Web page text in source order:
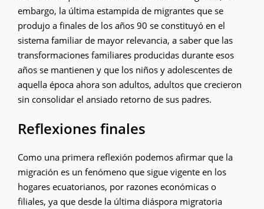
embargo, la última estampida de migrantes que se
produjo a finales de los años 90 se constituyó en el
sistema familiar de mayor relevancia, a saber que las
transformaciones familiares producidas durante esos
años se mantienen y que los niños y adolescentes de
aquella época ahora son adultos, adultos que crecieron
sin consolidar el ansiado retorno de sus padres.
Reflexiones finales
Como una primera reflexión podemos afirmar que la
migración es un fenómeno que sigue vigente en los
hogares ecuatorianos, por razones económicas o
filiales, ya que desde la última diáspora migratoria